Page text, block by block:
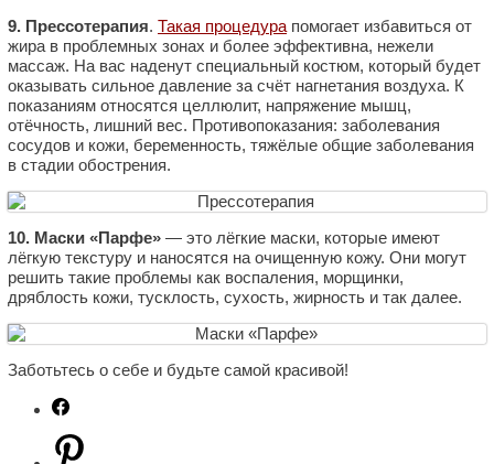
9. Прессотерапия. Такая процедура помогает избавиться от
жира в проблемных зонах и более эффективна, нежели
массаж. На вас наденут специальный костюм, который будет
оказывать сильное давление за счёт нагнетания воздуха. К
показаниям относятся целлюлит, напряжение мышц,
отёчность, лишний вес. Противопоказания: заболевания
сосудов и кожи, беременность, тяжёлые общие заболевания
в стадии обострения.
10. Маски «Парфе» — это лёгкие маски, которые имеют
лёгкую текстуру и наносятся на очищенную кожу. Они могут
решить такие проблемы как воспаления, морщинки,
дряблость кожи, тусклость, сухость, жирность и так далее.
Заботьтесь о себе и будьте самой красивой!